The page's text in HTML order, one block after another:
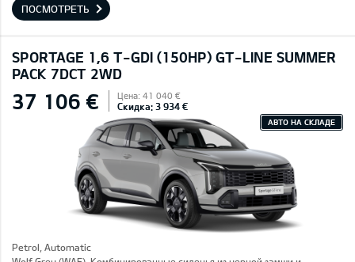
ПОСМОТРЕТЬ
SPORTAGE 1,6 T-GDI (150HP) GT-LINE SUMMER
PACK 7DCT 2WD
37 106 € Цена: 41 040 €
Скидка: 3 934 €
АВТО НА СКЛАДЕ
Petrol, Automatic